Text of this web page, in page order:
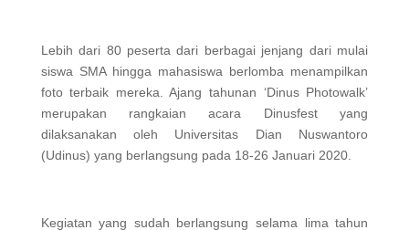
Lebih dari 80 peserta dari berbagai jenjang dari mulai
siswa SMA hingga mahasiswa berlomba menampilkan
foto terbaik mereka. Ajang tahunan ‘Dinus Photowalk’
merupakan rangkaian acara Dinusfest yang
dilaksanakan oleh Universitas Dian Nuswantoro
(Udinus) yang berlangsung pada 18-26 Januari 2020.
Kegiatan yang sudah berlangsung selama lima tahun